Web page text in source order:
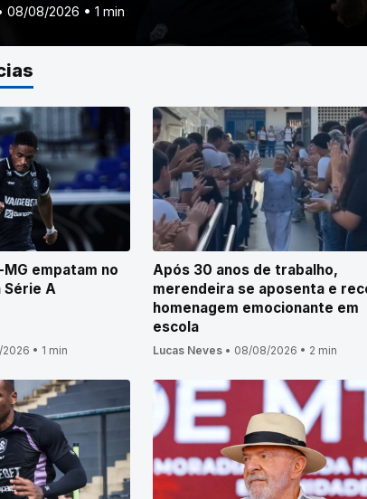
08/08/2026 • 1 min
empatam no
Série A
• 1 min
Após 30 anos de trabalho,
merendeira se aposenta e
homenagem emocionante em
escola
Lucas Neves • 08/08/2026 • 2 min